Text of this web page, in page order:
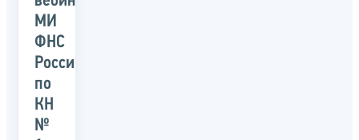
МИ
ФНС
России
по
КН
№